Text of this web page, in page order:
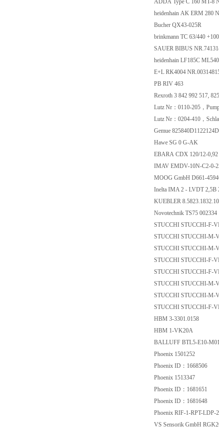
ADDA Type C 160
heidenhain AK ERM
Bucher QX43-025R
brinkmann TC 63/
SAUER BIBUS
heidenhain LF185C
E+L RK4004
PB RIV 463
Rexroth 3 842 992
Lutz Nr：0110-205，
Lutz Nr：0204-410，
Gemue
Hawe SG 0 G-AK
EBARA CDX 120/
IMAV EMDV-10N-
MOOG GmbH
Inelta IMA 2 - LVDT
KUEBLER
Novotechnik TS75
STUCCHI STUCCHI-
STUCCHI STUCCHI-
STUCCHI
STUCCHI STUCCHI-
STUCCHI STUCCHI-
STUCCHI STUCCHI-
STUCCHI
STUCCHI STUCCHI-
HBM 3-3301.0158
HBM 1-VK20A
BALLUFF BTL5-
Phoenix 1501252
Phoenix ID：
Phoenix 1513347
Phoenix ID：
Phoenix ID：
Phoenix RIF-1-RPT-
VS Sensorik GmbH